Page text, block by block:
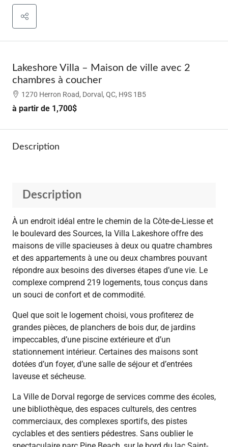
Lakeshore Villa – Maison de ville avec 2
chambres à coucher
1270 Herron Road, Dorval, QC, H9S 1B5
à partir de 1,700$
Description
Description
À un endroit idéal entre le chemin de la Côte-de-Liesse et
le boulevard des Sources, la Villa Lakeshore offre des
maisons de ville spacieuses à deux ou quatre chambres
et des appartements à une ou deux chambres pouvant
répondre aux besoins des diverses étapes d’une vie. Le
complexe comprend 219 logements, tous conçus dans
un souci de confort et de commodité.
Quel que soit le logement choisi, vous profiterez de
grandes pièces, de planchers de bois dur, de jardins
impeccables, d’une piscine extérieure et d’un
stationnement intérieur. Certaines des maisons sont
dotées d’un foyer, d’une salle de séjour et d’entrées
laveuse et sécheuse.
La Ville de Dorval regorge de services comme des écoles,
une bibliothèque, des espaces culturels, des centres
commerciaux, des complexes sportifs, des pistes
cyclables et des sentiers pédestres. Sans oublier le